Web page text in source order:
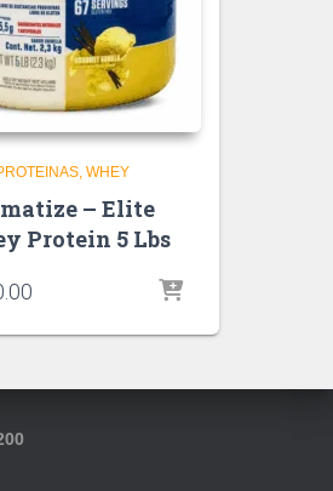
WHEY
– Elite
Protein 5 Lbs